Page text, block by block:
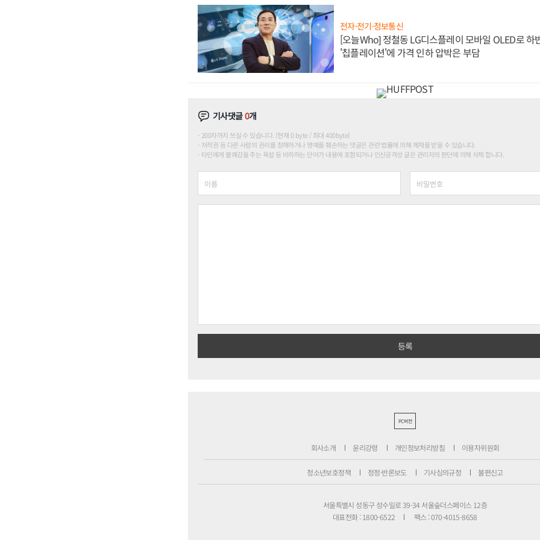
전자·전기·정보통신
[오늘Who] 정철동 LG디스플레이 모바일 OLED로 하
'칩플레이션'에 가격 인하 압박은 부담
기사댓글0개
200자까지 쓰실 수 있습니다. (현재 0 byte / 최대 400byte)
저작권 등 다른 사람의 권리를 침해하거나 명예를 훼손하는 댓글은 관련 법률에 의해 제재를 받을 수 있습니다.
타인에게 불쾌감을 주는 욕설 등 비하하는 단어가 내용에 포함되거나 인신공격성 글은 관리자의 판단에 의해 삭제 합니다.
PC버전
회사소개 윤리강령 개인정보처리방침 이용자위원회
청소년보호정책 정정·반론보도 기사심의규정 불편신고
서울특별시 성동구 성수일로 39-34 서울숲더스페이스 12층
대표전화 : 1800-6522
팩스 : 070-4015-8658